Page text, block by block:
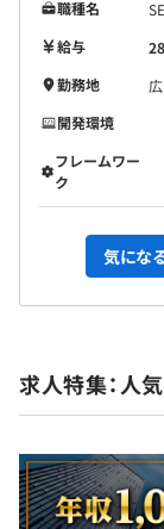
職種名
給与
勤務地
開発環境
フレームワー
ク
気にな
求人特集：人